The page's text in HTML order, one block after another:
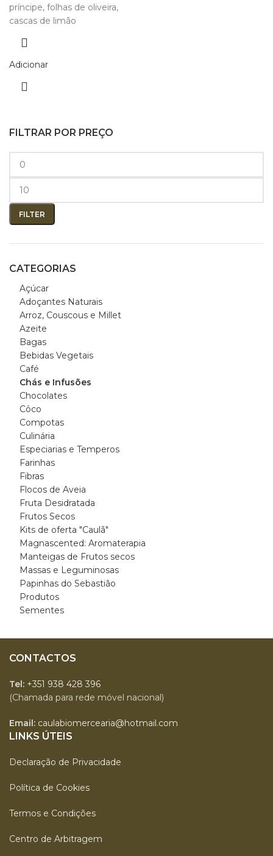
FILTRAR POR PREÇO
FILTER
CATEGORIAS
Açúcar
Adoçantes Naturais
Arroz, Couscous e Millet
Azeite
Bagas
Bebidas Vegetais
Café
Chás e Infusões
Chocolates
Côco
Compotas
Culinária
Especiarias e Temperos
Farinhas
Fibras
Flocos de Aveia
Fruta Desidratada
Frutos Secos
Kits de oferta "Caulã"
Magnascented: Aromaterapia
Manteigas de Frutos secos
Massas e Leguminosas
Papinhas do Sebastião
Produtos
Sementes
príncipe, folhas de oliveira,
cascas de limão
Adicionar
CONTACTOS
Tel: +351 938 428 396
(Chamada para rede móvel nacional)
Email: caulabiomercearia@hotmail.com
LINKS ÚTEIS
Declaração de Privacidade
Política de Cookies
Termos e Condições
Centro de Arbitragem